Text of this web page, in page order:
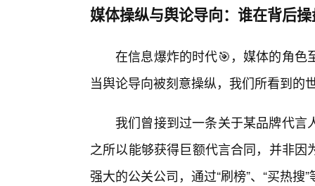
媒体操纵与舆论导向：谁在背后
在信息爆炸的时代🎯，媒体的角色
当舆论导向被刻意操纵，我们所看到的
我们曾接到过一条关于某品牌代
之所以能够获得巨额代言合同，并非
强大的公关公司，通过“刷榜”、“买热